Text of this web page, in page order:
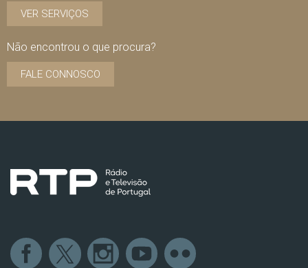
VER SERVIÇOS
Não encontrou o que procura?
FALE CONNOSCO